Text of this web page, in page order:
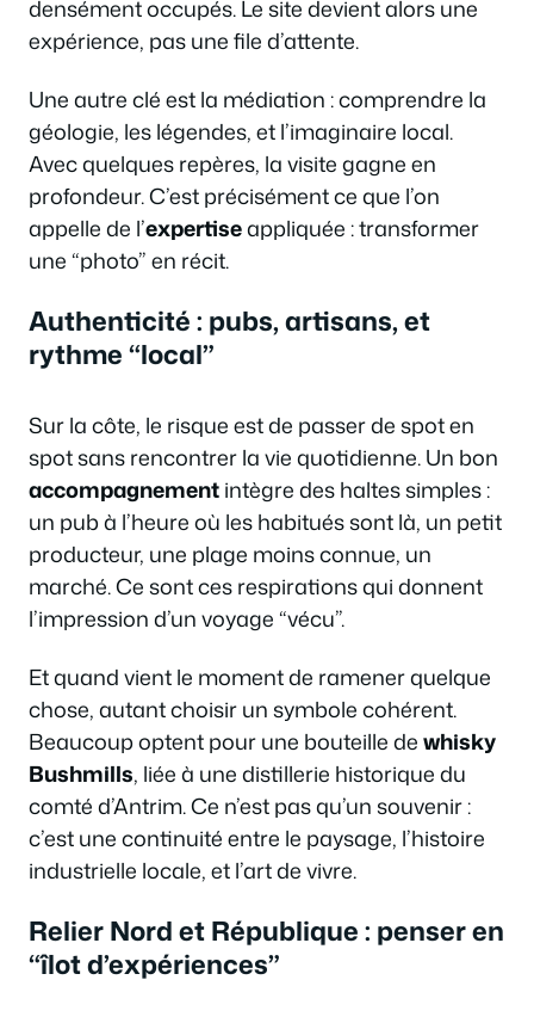
densément occupés. Le site devient alors une
expérience, pas une file d’attente.
Une autre clé est la médiation : comprendre la
géologie, les légendes, et l’imaginaire local.
Avec quelques repères, la visite gagne en
profondeur. C’est précisément ce que l’on
appelle de l’expertiseappliquée : transformer
une “photo” en récit.
Authenticité : pubs, artisans, et
rythme “local”
Sur la côte, le risque est de passer de spot en
spot sans rencontrer la vie quotidienne. Un bon
accompagnementintègre des haltes simples :
un pub à l’heure où les habitués sont là, un petit
producteur, une plage moins connue, un
marché. Ce sont ces respirations qui donnent
l’impression d’un voyage “vécu”.
Et quand vient le moment de ramener quelque
chose, autant choisir un symbole cohérent.
Beaucoup optent pour une bouteille dewhisky
Bushmills, liée à une distillerie historique du
comté d’Antrim. Ce n’est pas qu’un souvenir :
c’est une continuité entre le paysage, l’histoire
industrielle locale, et l’art de vivre.
Relier Nord et République : penser en
“îlot d’expériences”